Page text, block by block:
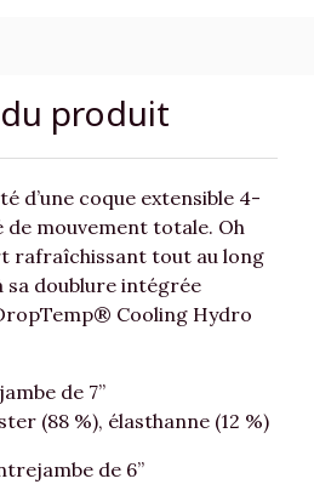
produit
d’une coque extensible 4-
de mouvement totale. Oh
rafraîchissant tout au long
sa doublure intégrée
Cooling Hydro
de 7”
(88 %), élasthanne (12 %)
de 6”